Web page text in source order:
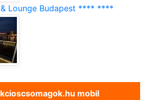
Lounge Budapest **** ****
mobil